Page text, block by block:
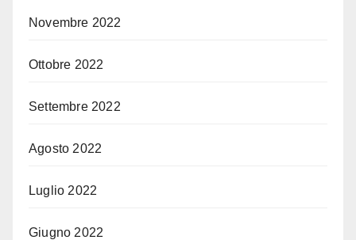
Novembre 2022
Ottobre 2022
Settembre 2022
Agosto 2022
Luglio 2022
Giugno 2022